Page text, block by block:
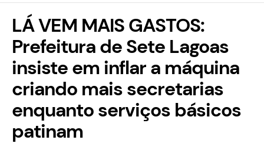
LÁ VEM MAIS GASTOS:
Prefeitura de Sete Lagoas
insiste em inflar a máquina
criando mais secretarias
enquanto serviços básicos
patinam